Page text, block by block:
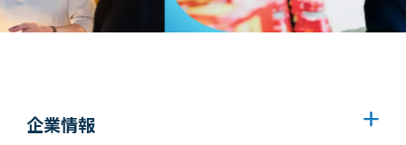
企業情報